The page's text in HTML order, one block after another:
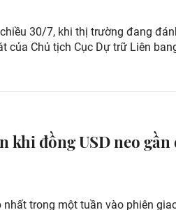
30/7, khi thị trường đang
của Chủ tịch Cục Dự trữ Liên
khi đồng USD neo
trong một tuần vào phiên